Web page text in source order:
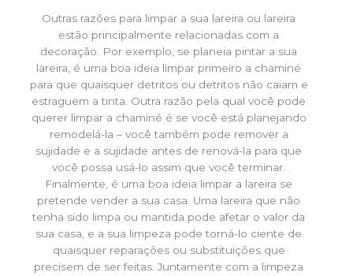
Outras razões para limpar a sua lareira ou lareira
estão principalmente relacionadas com a
decoração. Por exemplo, se planeia pintar a sua
lareira, é uma boa ideia limpar primeiro a chaminé
para que quaisquer detritos ou detritos não caiam e
estraguem a tinta. Outra razão pela qual você pode
querer limpar a chaminé é se você está planejando
remodelá-la – você também pode remover a
sujidade e a sujidade antes de renová-la para que
você possa usá-lo assim que você terminar.
Finalmente, é uma boa ideia limpar a lareira se
pretende vender a sua casa. Uma lareira que não
tenha sido limpa ou mantida pode afetar o valor da
sua casa, e a sua limpeza pode torná-lo ciente de
quaisquer reparações ou substituições que
precisem de ser feitas. Juntamente com a limpeza